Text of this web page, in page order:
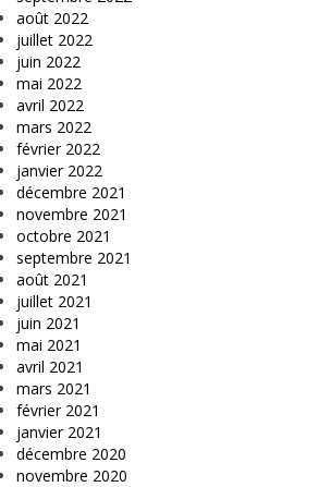
août 2022
juillet 2022
juin 2022
mai 2022
avril 2022
mars 2022
février 2022
janvier 2022
décembre 2021
novembre 2021
octobre 2021
septembre 2021
août 2021
juillet 2021
juin 2021
mai 2021
avril 2021
mars 2021
février 2021
janvier 2021
décembre 2020
novembre 2020